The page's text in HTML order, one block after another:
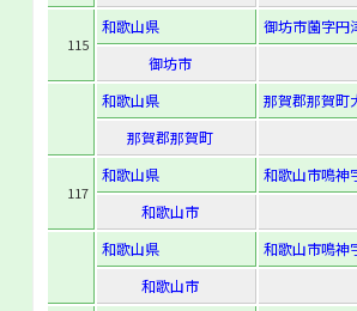
115
和歌山県
御坊市薗字円
御坊市
和歌山県
那賀郡那賀町
那賀郡那賀町
117
和歌山県
和歌山市鳴神
和歌山市
和歌山県
和歌山市鳴神
和歌山市